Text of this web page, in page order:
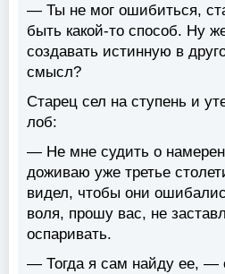
— Ты не мог ошибиться,
быть какой-то способ. Ну
создавать истинную в
смысл?
Старец сел на ступень и
лоб:
— Не мне судить о
доживаю уже третье
видел, чтобы они
воля, прошу вас, не
оспаривать.
— Тогда я сам найду ее, —